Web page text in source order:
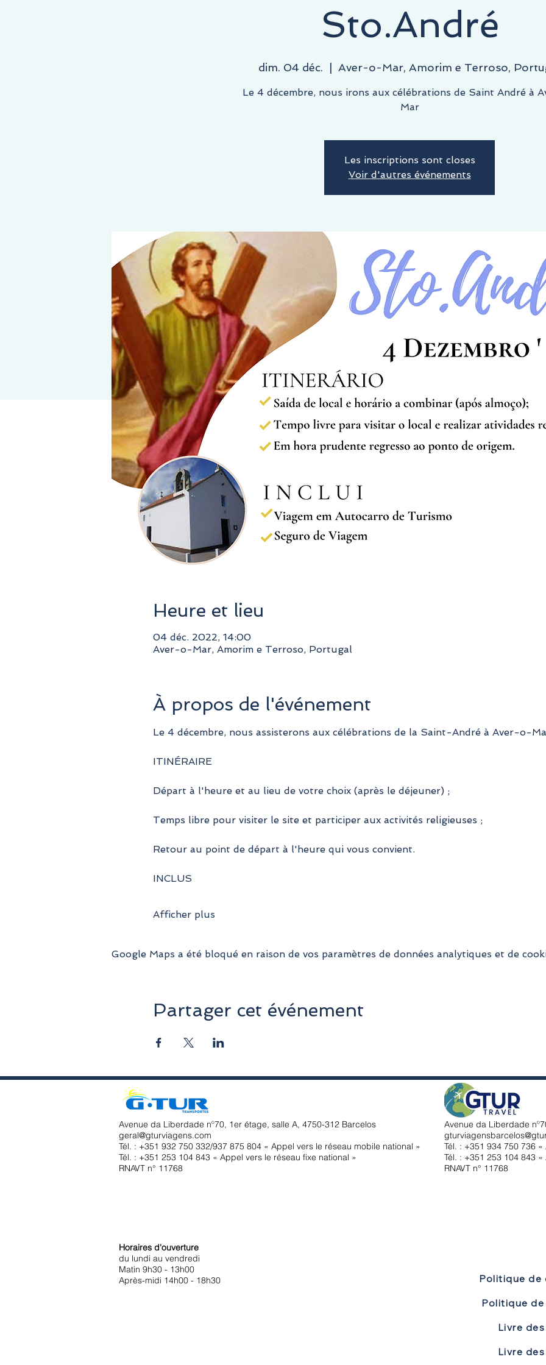
Sto.André
dim. 04 déc. Aver-o-Mar, Amorim e Terroso,
Le 4 décembre, nous irons aux célébrations de Saint André à
Mar
Les inscriptions sont closes
Voir d'autres événements
Heure et lieu
04 déc. 2022, 14:00
Aver-o-Mar, Amorim e Terroso, Portugal
À propos de l'événement
Le 4 décembre, nous assisterons aux célébrations de la Saint-André à Aver-o-
ITINÉRAIRE
Départ à l'heure et au lieu de votre choix (après le déjeuner) ;
Temps libre pour visiter le site et participer aux activités religieuses ;
Retour au point de départ à l'heure qui vous convient.
INCLUS
Afficher plus
Google Maps a été bloqué en raison de vos paramètres de données analytiques et de
Partager cet événement
Avenue da Liberdade nº70, 1er étage, salle A, 4750-312 Barcelos
geral@gturviagens.com
Tél. : +351 932 750 332/937 875 804 « Appel vers le réseau mobile national »
Tél. : +351 253 104 843 « Appel vers le réseau fixe national »
RNAVT n° 11768
Horaires d'ouverture
du lundi au vendredi
Matin 9h30 - 13h00
Après-midi 14h00 - 18h30
Avenue da Liberdade
Tél. : +351 934 750 736
Tél. : +351 253 104 843
RNAVT n° 11768
Politique de
Livre
Livre